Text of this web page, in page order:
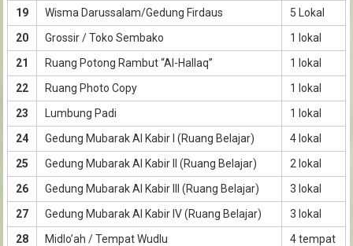
19
Wisma Darussalam/Gedung Firdaus
5 Lokal
20
Grossir / Toko Sembako
1 lokal
21
Ruang Potong Rambut “Al-Hallaq”
1 lokal
22
Ruang Photo Copy
1 lokal
23
Lumbung Padi
1 lokal
24
Gedung Mubarak Al Kabir I (Ruang Belajar)
4 lokal
25
Gedung Mubarak Al Kabir II (Ruang Belajar)
2 lokal
26
Gedung Mubarak Al Kabir III (Ruang Belajar)
3 lokal
27
Gedung Mubarak Al Kabir IV (Ruang Belajar)
3 lokal
28
Midlo’ah / Tempat Wudlu
4 tempat